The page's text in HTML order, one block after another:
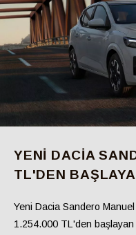
YENI DACIA
TL'DEN
Yeni Dacia Sandero
1.254.000 TL'den